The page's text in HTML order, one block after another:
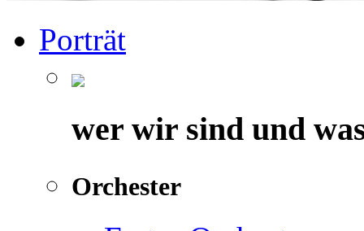
Porträt
wer wir sind und
Orchester